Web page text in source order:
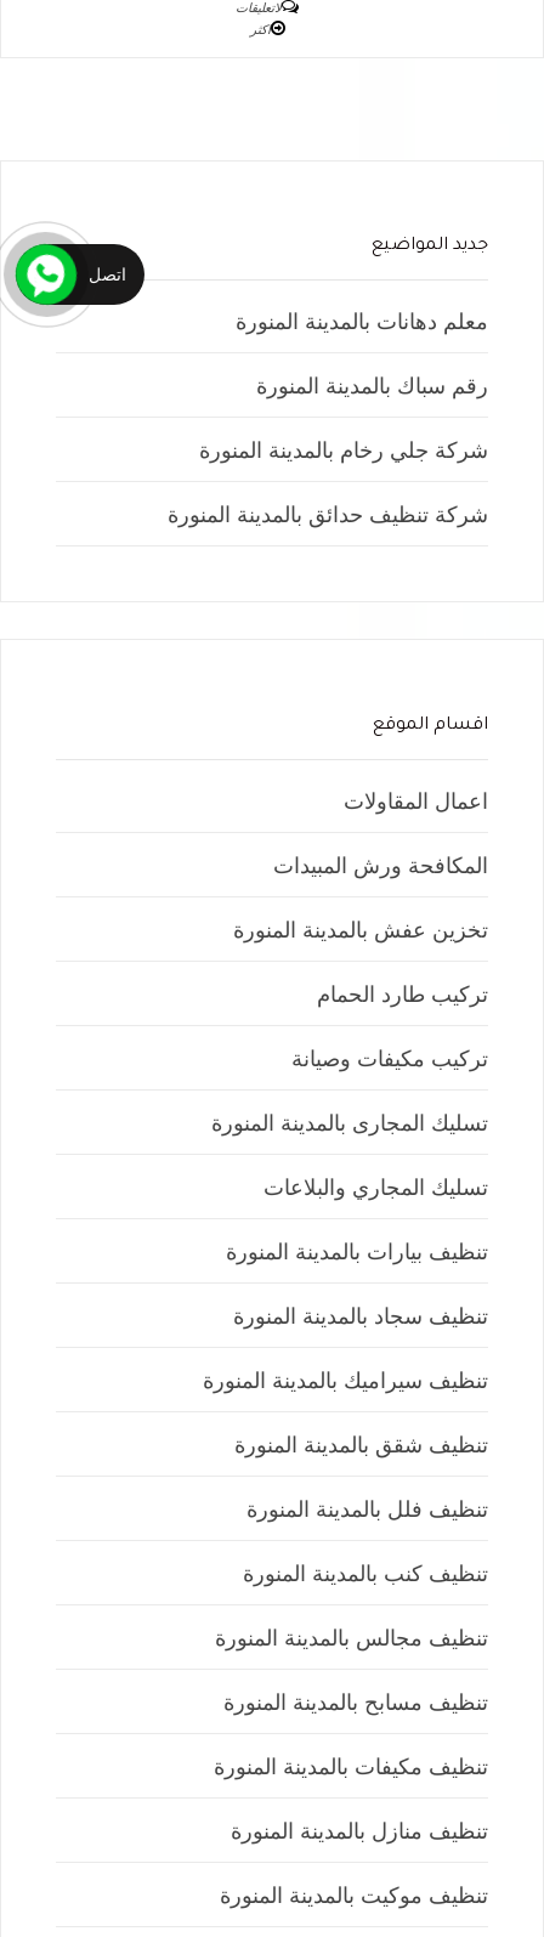
لاتعليقات
اكثر
جديد المواضيع
معلم دهانات بالمدينة المنورة
رقم سباك بالمدينة المنورة
شركة جلي رخام بالمدينة المنورة
شركة تنظيف حدائق بالمدينة المنورة
اقسام الموقع
اعمال المقاولات
المكافحة ورش المبيدات
تخزين عفش بالمدينة المنورة
تركيب طارد الحمام
تركيب مكيفات وصيانة
تسليك المجارى بالمدينة المنورة
تسليك المجاري والبلاعات
تنظيف بيارات بالمدينة المنورة
تنظيف سجاد بالمدينة المنورة
تنظيف سيراميك بالمدينة المنورة
تنظيف شقق بالمدينة المنورة
تنظيف فلل بالمدينة المنورة
تنظيف كنب بالمدينة المنورة
تنظيف مجالس بالمدينة المنورة
تنظيف مسابح بالمدينة المنورة
تنظيف مكيفات بالمدينة المنورة
تنظيف منازل بالمدينة المنورة
تنظيف موكيت بالمدينة المنورة
اتصل